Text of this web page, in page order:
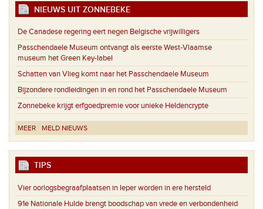
NIEUWS UIT ZONNEBEKE
De Canadese regering eert negen Belgische vrijwilligers
Passchendaele Museum ontvangt als eerste West-Vlaamse
museum het Green Key-label
Schatten van Vlieg komt naar het Passchendaele Museum
Bijzondere rondleidingen in en rond het Passchendaele Museum
Zonnebeke krijgt erfgoedpremie voor unieke Heldencrypte
MEER MELD NIEUWS
TIPS
Vier oorlogsbegraafplaatsen in Ieper worden in ere hersteld
91e Nationale Hulde brengt boodschap van vrede en verbondenheid